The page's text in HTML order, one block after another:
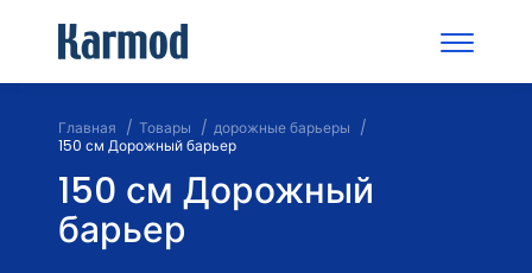
Главная Товары
дорожные барьеры
150 см Дорожный барьер
150 см Дорожный
барьер